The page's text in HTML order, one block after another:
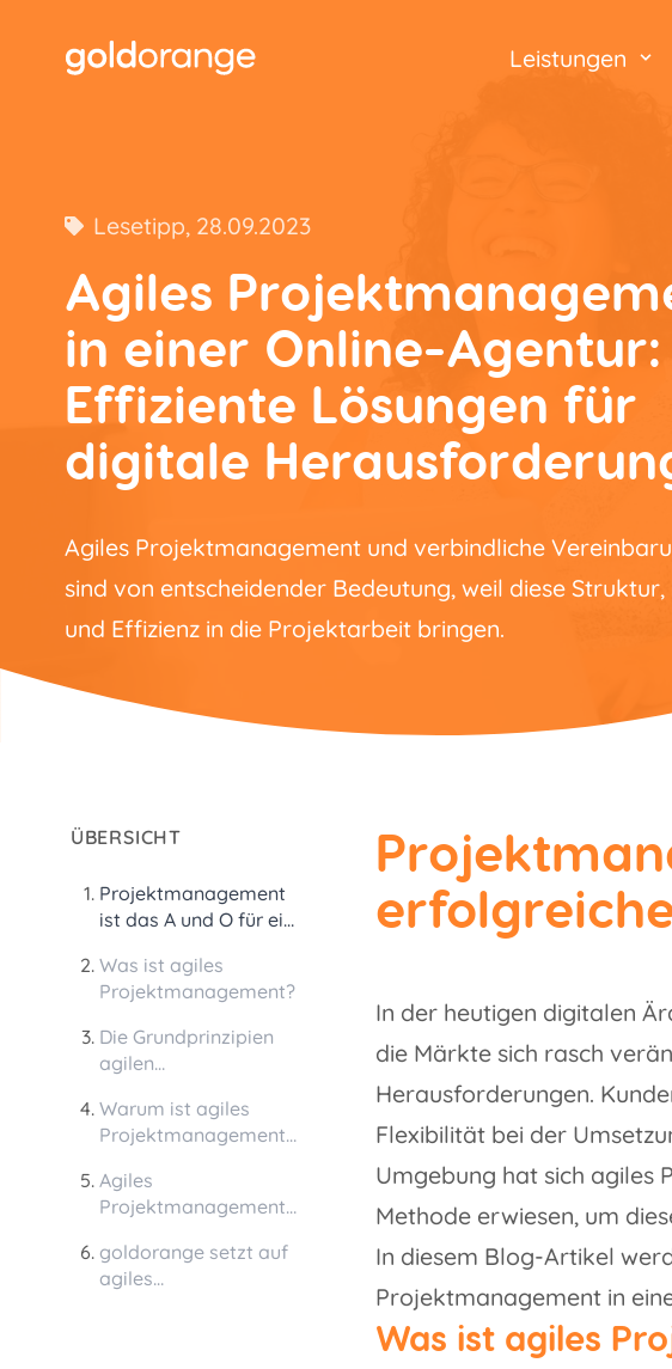
Leistungen
Lesetipp, 28.09.2023
Agiles
in einer Online-Agentur:
Effiziente Lösungen für
digitale
Agiles Projektmanagement und verbindliche
sind von entscheidender Bedeutung, weil diese
und Effizienz in die Projektarbeit bringen.
ÜBERSICHT
Projektmanagement
ist das A und O für ein
Ergebnis.
Was ist agiles
Projektmanagement?
Die Grundprinzipien
agilen
Warum ist agiles
Projektmanagement
Agentur wichtig?
Agiles
Projektmanagement
Webentwicklung bei
goldorange
goldorange setzt auf
agiles
In der heutigen digitalen
die Märkte sich rasch
Herausforderungen.
Flexibilität bei der
Umgebung hat sich agiles
Methode erwiesen, um
In diesem Blog-Artikel
Projektmanagement in
Was ist agiles